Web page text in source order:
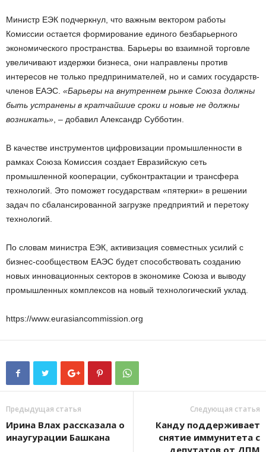
Министр ЕЭК подчеркнул, что важным вектором работы
Комиссии остается формирование единого безбарьерного
экономического пространства. Барьеры во взаимной торговле
увеличивают издержки бизнеса, они направлены против
интересов не только предпринимателей, но и самих государств-
членов ЕАЭС. «Барьеры на внутреннем рынке Союза должны
быть устранены в кратчайшие сроки и новые не должны
возникать» , – добавил Александр Субботин.
В качестве инструментов цифровизации промышленности в
рамках Союза Комиссия создает Евразийскую сеть
промышленной кооперации, субконтрактации и трансфера
технологий. Это поможет государствам «пятерки» в решении
задач по сбалансированной загрузке предприятий и перетоку
технологий.
По словам министра ЕЭК, активизация совместных усилий с
бизнес-сообществом ЕАЭС будет способствовать созданию
новых инновационных секторов в экономике Союза и выводу
промышленных комплексов на новый технологический уклад.
https://www.eurasiancommission.org
Предыдущая статья
Ирина Влах рассказала о
инаугурации Башкана
Следующая статья
Канду поддерживает
снятие иммунитета с
депутатов от ДПМ